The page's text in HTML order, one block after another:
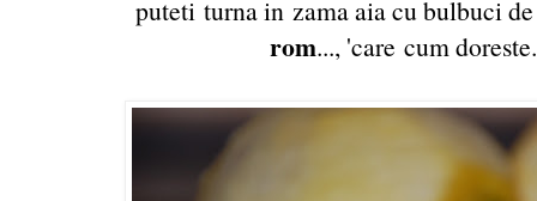
puteti turna in zama aia cu bulbuci
rom..., 'care cum